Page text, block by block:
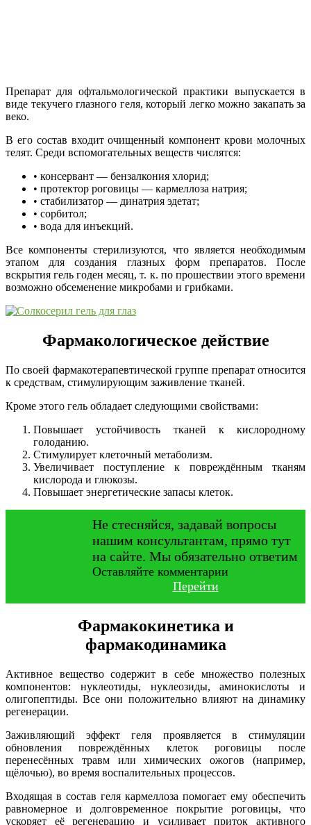
Препарат для офтальмологической практики выпускается в
виде текучего глазного геля, который легко можно закапать за
веко.
В его состав входит очищенный компонент крови молочных
телят. Среди вспомогательных веществ числятся:
• консервант — бензалкония хлорид;
• протектор роговицы — кармеллоза натрия;
• стабилизатор — динатрия эдетат;
• сорбитол;
• вода для инъекций.
Все компоненты стерилизуются, что является необходимым
этапом для создания глазных форм препаратов. После
вскрытия гель годен месяц, т. к. по прошествии этого времени
возможно обсеменение микробами и грибками.
Фармакологическое действие
По своей фармакотерапевтической группе препарат относится
к средствам, стимулирующим заживление тканей.
Кроме этого гель обладает следующими свойствами:
Повышает устойчивость тканей к кислородному
голоданию.
Стимулирует клеточный метаболизм.
Увеличивает поступление к повреждённым тканям
кислорода и глюкозы.
Повышает энергетические запасы клеток.
Не стесняйся, задавай вопросы
нашим консультантам, прямо тут
на сайте. Мы обязательно ответим
Оставляйте комментарии
Перейти
Фармакокинетика и
фармакодинамика
Активное вещество содержит в себе множество полезных
компонентов: нуклеотиды, нуклеозиды, аминокислоты и
олигопептиды. Все они положительно влияют на динамику
регенерации.
Заживляющий эффект геля проявляется в стимуляции
обновления повреждённых клеток роговицы после
перенесённых травм или химических ожогов (например,
щёлочью), во время воспалительных процессов.
Входящая в состав геля кармеллоза помогает ему обеспечить
равномерное и долговременное покрытие роговицы, что
ускоряет её регенерацию и усиливает приток активного